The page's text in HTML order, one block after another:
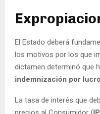
El Estado deberá
los motivos por los que
dictamen determinó que
indemnización por
La tasa de interés que